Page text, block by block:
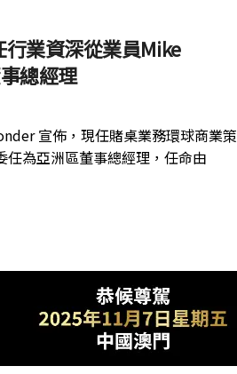
業資深從業員Mike
總經理
宣佈，現任賭桌業務環球商業策
為亞洲區董事總經理，任命由